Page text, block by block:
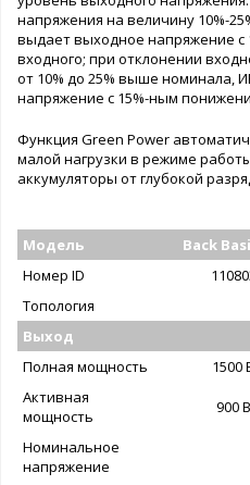
напряжения на величину 10%-
выдает выходное напряжение
входного; при отклонении
от 10% до 25% выше номинала,
напряжение с 15%-ным
Функция Green Power
малой нагрузки в режиме
аккумуляторы от глубокой
Модель Back
Номер ID
Топология
Выход
Полная мощность
1500
Активная
мощность
900
Номинальное
напряжение